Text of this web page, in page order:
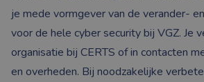
je mede vormgever van de verander-
voor de hele cyber security bij VGZ. Je
organisatie bij CERTS of in contacten
en overheden. Bij noodzakelijke